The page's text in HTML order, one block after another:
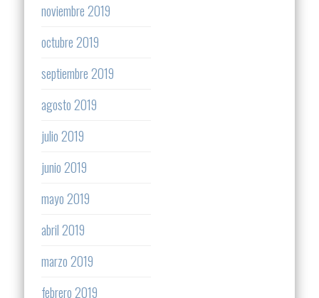
noviembre 2019
octubre 2019
septiembre 2019
agosto 2019
julio 2019
junio 2019
mayo 2019
abril 2019
marzo 2019
febrero 2019